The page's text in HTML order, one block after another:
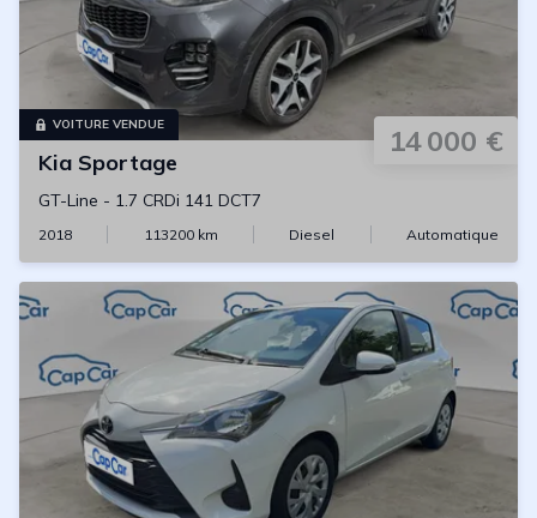
VOITURE VENDUE 14 000 €
Kia Sportage
GT-Line - 1.7 CRDi 141 DCT7
2018 113200km Diesel Automatique